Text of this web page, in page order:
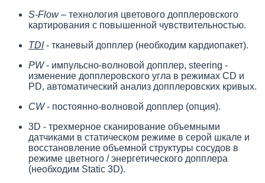
S-Flow– технология цветового допплеровского
картирования с повышенной чувствительностью.
TDI- тканевый допплер (необходим кардиопакет).
PW- импульсно-волновой допплер, steering -
изменение допплеровского угла в режимах CD и
PD, автоматический анализ допплеровских кривых.
CW- постоянно-волновой допплер (опция).
3D - трехмерное сканирование объемными
датчиками в статическом режиме в серой шкале и
восстановление объемной структуры сосудов в
режиме цветного / энергетического допплера
(необходим Static 3D).